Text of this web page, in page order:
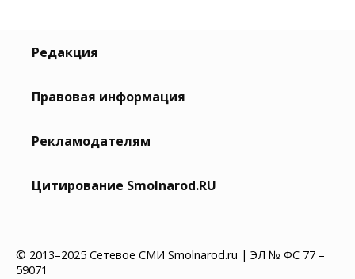
Редакция
Правовая информация
Рекламодателям
Цитирование Smolnarod.RU
© 2013–2025 Сетевое СМИ Smolnarod.ru | ЭЛ № ФС 77 –
59071